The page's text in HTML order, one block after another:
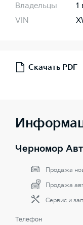
Владельцы
1
VIN
Скачать PDF
Черномор
Продажа
Продажа
Сервис и
Телефон